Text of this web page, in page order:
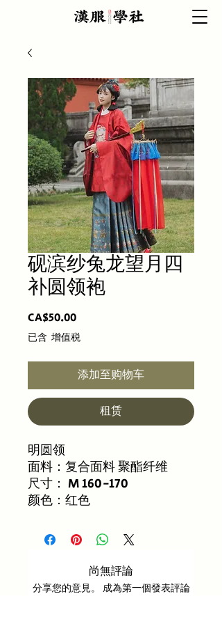
砚滨纱兔龙望月四
补圆领袍
CA$50.00價
格
已含 增值税
添加至购物车
租赁
明圆领
面料：复合面料 聚酯纤维
尺寸： M 160-170
颜色：红色
尚無評論
分享您的意見。 成為第一個發表評論